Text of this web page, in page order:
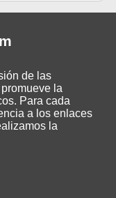
de las
la
Para cada
a los enlaces
la